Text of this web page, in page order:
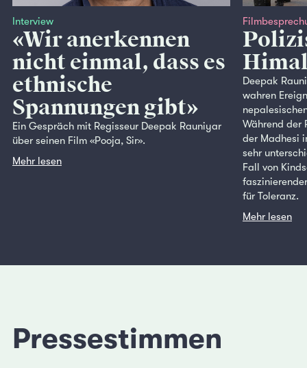
Interview
«Wir anerkennen
nicht einmal, dass es
ethnische
Spannungen gibt»
Ein Gespräch mit Regisseur Deepak Rauniyar
über seinen Film «Pooja, Sir».
Mehr lesen
Deepak
wahren
Während der
der Madhesi
sehr
Fall von
für Toleranz.
Mehr lesen
Pressestimmen